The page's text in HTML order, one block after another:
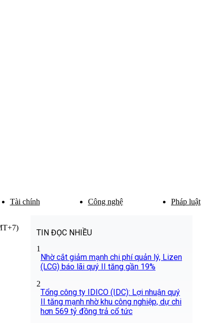
Tài chính Công nghệ Pháp luật
TIN ĐỌC NHIỀU
1
Nhờ cắt giảm mạnh chi phí quản lý, Lizen
(LCG) báo lãi quý II tăng gần 19%
2
Tổng công ty IDICO (IDC): Lợi nhuận quý
II tăng mạnh nhờ khu công nghiệp, dự chi
hơn 569 tỷ đồng trả cổ tức